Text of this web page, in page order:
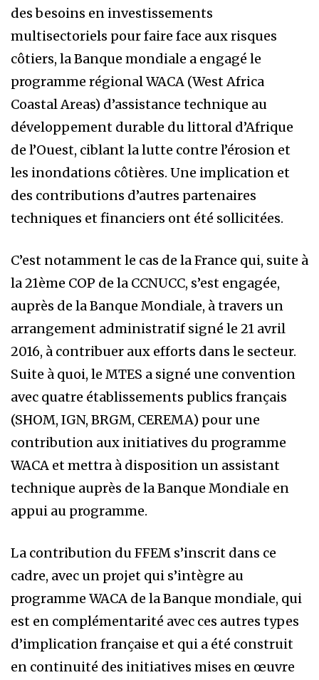
des besoins en investissements
multisectoriels pour faire face aux risques
côtiers, la Banque mondiale a engagé le
programme régional WACA (West Africa
Coastal Areas) d’assistance technique au
développement durable du littoral d’Afrique
de l’Ouest, ciblant la lutte contre l’érosion et
les inondations côtières. Une implication et
des contributions d’autres partenaires
techniques et financiers ont été sollicitées.
C’est notamment le cas de la France qui, suite à
la 21ème COP de la CCNUCC, s’est engagée,
auprès de la Banque Mondiale, à travers un
arrangement administratif signé le 21 avril
2016, à contribuer aux efforts dans le secteur.
Suite à quoi, le MTES a signé une convention
avec quatre établissements publics français
(SHOM, IGN, BRGM, CEREMA) pour une
contribution aux initiatives du programme
WACA et mettra à disposition un assistant
technique auprès de la Banque Mondiale en
appui au programme.
La contribution du FFEM s’inscrit dans ce
cadre, avec un projet qui s’intègre au
programme WACA de la Banque mondiale, qui
est en complémentarité avec ces autres types
d’implication française et qui a été construit
en continuité des initiatives mises en œuvre